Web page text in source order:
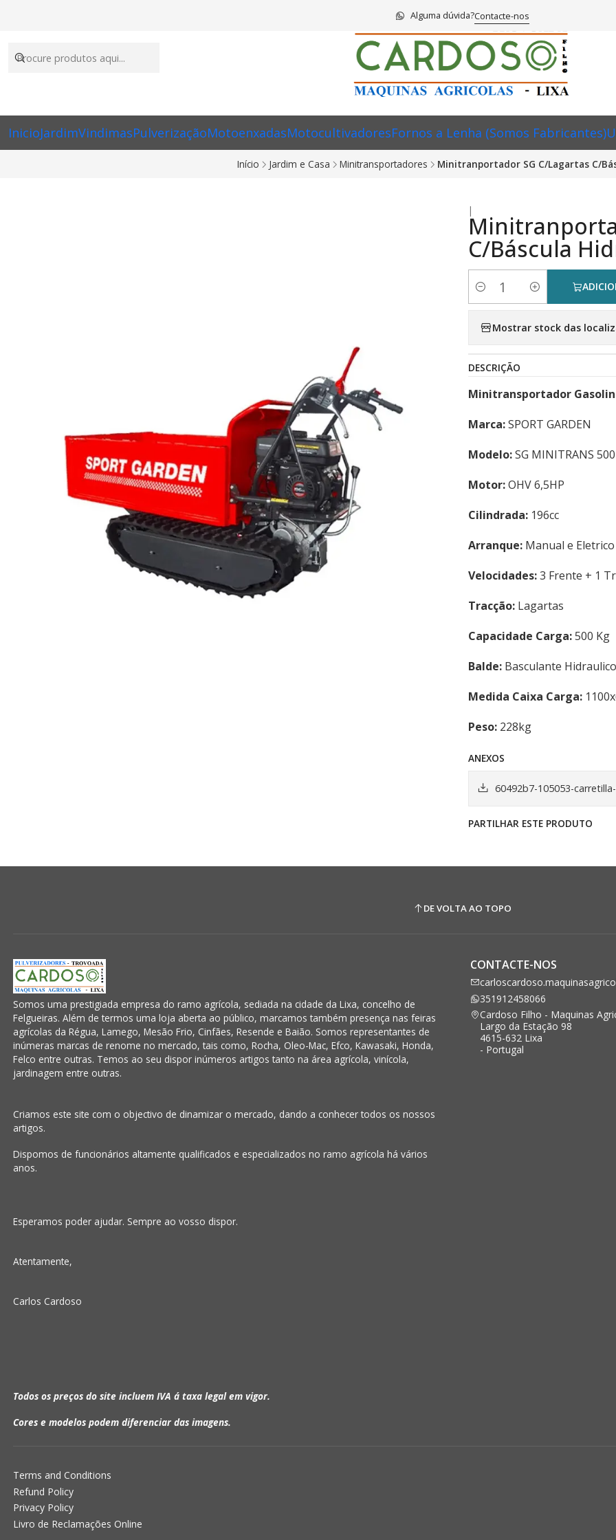
InicioJardimVindimasPulverizaçãoMotoenxadasMotocultivadoresFornos a Lenha (Somos Fabricantes)
Alguma dúvida?Contacte-nos
Início Jardim e Casa Minitransportadores Minitranportador SG C/Lagartas C/
|
C/Báscula
Quantidade
Mostrar stock das
DESCRIÇÃO
Minitransportador
Marca:SPORT GARDEN
Modelo:SG MINITRANS 500
Motor:OHV 6,5HP
Cilindrada: 196cc
Arranque: Manual e Eletrico
Velocidades:3 Frente + 1
Tracção: Lagartas
Capacidade Carga:500 Kg
Balde: Basculante Hidraulico
Medida Caixa Carga:
Peso: 228kg
ANEXOS
60492b7-105053-
PARTILHAR ESTE PRODUTO
DE VOLTA AO TOPO
Somos uma prestigiada empresa do ramo agrícola, sediada na cidade da Lixa, concelho de
Felgueiras. Além de termos uma loja aberta ao público, marcamos também presença nas feiras
agrícolas da Régua, Lamego, Mesão Frio, Cinfães, Resende e Baião. Somos representantes de
inúmeras marcas de renome no mercado, tais como, Rocha, Oleo-Mac, Efco, Kawasaki, Honda,
Felco entre outras. Temos ao seu dispor inúmeros artigos tanto na área agrícola, vinícola,
jardinagem entre outras.
Criamos este site com o objectivo de dinamizar o mercado, dando a conhecer todos os nossos
artigos.
Dispomos de funcionários altamente qualificados e especializados no ramo agrícola há vários
anos.
Esperamos poder ajudar. Sempre ao vosso dispor.
Atentamente,
Carlos Cardoso
Todos os preços do site incluem IVA á taxa legal em vigor.
Cores e modelos podem diferenciar das imagens.
CONTACTE-NOS
351912458066
Cardoso Filho - Maquinas
Largo da Estação 98
4615-632 Lixa
- Portugal
Terms and Conditions
Refund Policy
Privacy Policy
Livro de Reclamações Online